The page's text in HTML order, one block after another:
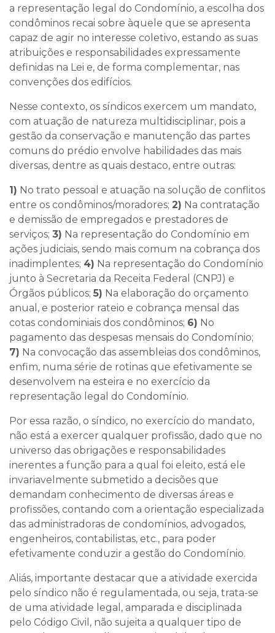
a representação legal do Condomínio, a escolha dos
condôminos recai sobre àquele que se apresenta
capaz de agir no interesse coletivo, estando as suas
atribuições e responsabilidades expressamente
definidas na Lei e, de forma complementar, nas
convenções dos edifícios.
Nesse contexto, os síndicos exercem um mandato,
com atuação de natureza multidisciplinar, pois a
gestão da conservação e manutenção das partes
comuns do prédio envolve habilidades das mais
diversas, dentre as quais destaco, entre outras:
1) No trato pessoal e atuação na solução de conflitos
entre os condôminos/moradores; 2) Na contratação
e demissão de empregados e prestadores de
serviços; 3) Na representação do Condomínio em
ações judiciais, sendo mais comum na cobrança dos
inadimplentes; 4) Na representação do Condomínio
junto à Secretaria da Receita Federal (CNPJ) e
Órgãos públicos; 5) Na elaboração do orçamento
anual, e posterior rateio e cobrança mensal das
cotas condominiais dos condôminos; 6) No
pagamento das despesas mensais do Condomínio;
7) Na convocação das assembleias dos condôminos,
enfim, numa série de rotinas que efetivamente se
desenvolvem na esteira e no exercício da
representação legal do Condomínio.
Por essa razão, o síndico, no exercício do mandato,
não está a exercer qualquer profissão, dado que no
universo das obrigações e responsabilidades
inerentes a função para a qual foi eleito, está ele
invariavelmente submetido a decisões que
demandam conhecimento de diversas áreas e
profissões, contando com a orientação especializada
das administradoras de condomínios, advogados,
engenheiros, contabilistas, etc., para poder
efetivamente conduzir a gestão do Condomínio.
Aliás, importante destacar que a atividade exercida
pelo síndico não é regulamentada, ou seja, trata-se
de uma atividade legal, amparada e disciplinada
pelo Código Civil, não sujeita a qualquer tipo de